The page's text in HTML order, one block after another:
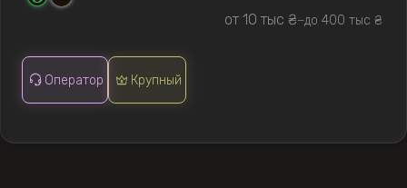
от 10 тыс ₴—до 400 тыс ₴
Оператор Крупный